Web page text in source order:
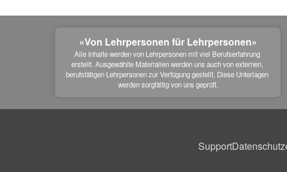
«Von Lehrpersonen für Lehrpersonen»
Alle Inhalte werden von Lehrpersonen mit viel Berufserfahrung
erstellt. Ausgewählte Materialien werden uns auch von externen,
berufstätigen Lehrpersonen zur Verfügung gestellt. Diese Unterlagen
werden sorgfältig von uns geprüft.
Support